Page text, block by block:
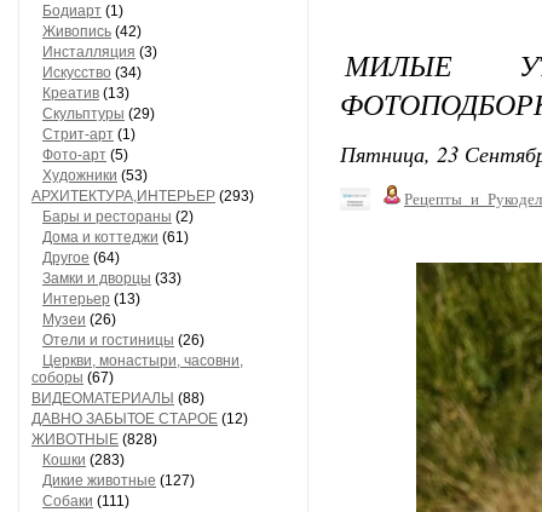
Бодиарт (1)
Живопись (42)
Инсталляция (3)
Искусство (34)
Креатив (13)
Скульптуры (29)
Стрит-арт (1)
Фото-арт (5)
Художники (53)
АРХИТЕКТУРА,ИНТЕРЬЕР (293)
Бары и рестораны (2)
Дома и коттеджи (61)
Другое (64)
Замки и дворцы (33)
Интерьер (13)
Музеи (26)
Отели и гостиницы (26)
Церкви, монастыри, часовни,
соборы (67)
ВИДЕОМАТЕРИАЛЫ (88)
ДАВНО ЗАБЫТОЕ СТАРОЕ (12)
ЖИВОТНЫЕ (828)
Кошки (283)
Дикие животные (127)
Собаки (111)
МИЛЫЕ
Пятница, 23